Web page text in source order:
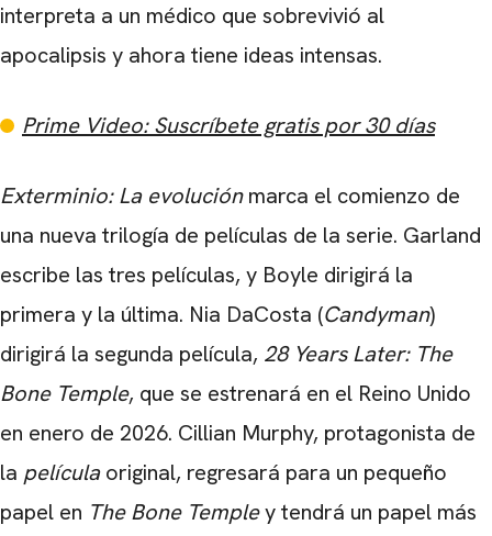
interpreta a un médico que sobrevivió al
apocalipsis y ahora tiene ideas intensas.
Prime Video: Suscríbete gratis por 30 días
Exterminio: La evoluciónmarca el comienzo de
una nueva trilogía de películas de la serie. Garland
escribe las tres películas, y Boyle dirigirá la
primera y la última. Nia DaCosta (Candyman)
dirigirá la segunda película, 28 Years Later: The
Bone Temple, que se estrenará en el Reino Unido
en enero de 2026. Cillian Murphy, protagonista de
la películaoriginal, regresará para un pequeño
papel en The Bone Templey tendrá un papel más